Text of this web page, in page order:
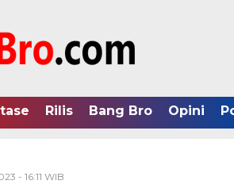
Rilis Bang Bro Opini
- 16:11 WIB